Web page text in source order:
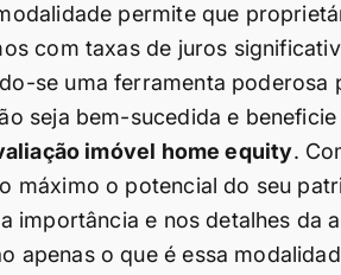
permite que
com taxas de juros
se uma ferramenta poderosa
seja bem-sucedida e
imóvel home equity.
máximo o potencial do seu
importância e nos detalhes da
apenas o que é essa